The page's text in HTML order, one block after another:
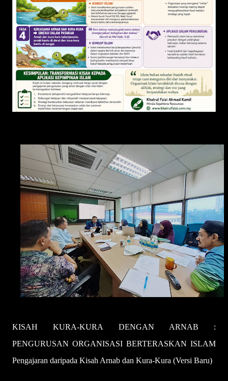
KISAH KURA-KURA DENGAN ARNAB :
PENGURUSAN ORGANISASI BERTERASKAN ISLAM
Pengajaran daripada Kisah Arnab dan Kura-Kura (Versi Baru)